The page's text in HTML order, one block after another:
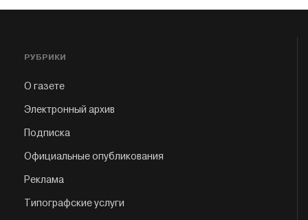
РУБРИКИ
О газете
Электронный архив
Подписка
Официальные опубликования
Реклама
Типографские услуги